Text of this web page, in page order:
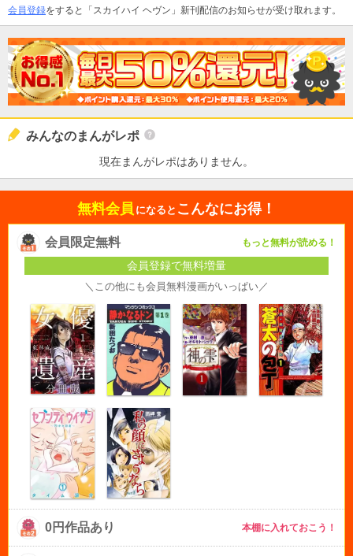
会員登録をすると「スカイハイ ヘヴン」新刊配信のお知らせが受け取れます。
みんなのまんがレポ
現在まんがレポはありません。
無料会員 になると こんなにお得！
会員限定無料 もっと無料が読める！
会員登録で無料増量
＼この他にも会員無料漫画がいっぱい／
0円作品あり 本棚に入れておこう！